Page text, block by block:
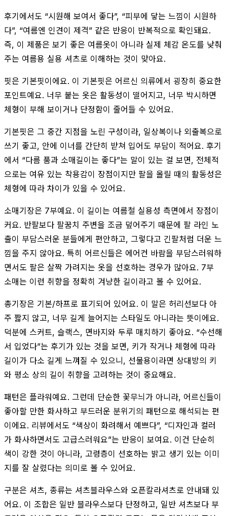
후기에서도 “시원해 보여서 좋다”, “피부에 닿는 느낌이 시원하
다”, “여름엔 인견이 제격” 같은 반응이 반복적으로 확인돼요.
즉, 이 제품은 보기 좋은 여름옷이 아니라 실제 체감 온도를 낮춰
주는 여름용 실용 셔츠로 이해하는 것이 맞아요.
핏은 기본핏이에요. 이 기본핏은 어르신 의류에서 굉장히 중요한
포인트예요. 너무 붙는 옷은 활동성이 떨어지고, 너무 박시하면
체형이 부해 보이거나 단정함이 줄어들 수 있어요.
기본핏은 그 중간 지점을 노린 구성이라, 일상복이나 외출복으로
쓰기 좋고, 안에 이너를 간단히 받쳐 입어도 부담이 적어요. 후기
에서 “다름 품과 소매길이는 좋다”는 말이 있는 걸 보면, 전체적
으로는 여유 있는 착용감이 장점이지만 팔을 올릴 때의 활동성은
체형에 따라 차이가 있을 수 있어요.
소매기장은 7부예요. 이 길이는 여름철 실용성 측면에서 장점이
커요. 반팔보다 팔꿈치 주변을 조금 덮어주기 때문에 팔 라인 노
출이 부담스러운 분들에게 편안하고, 그렇다고 긴팔처럼 더운 느
낌을 주지 않아요. 특히 어르신들은 에어컨 바람을 부담스러워하
면서도 팔은 살짝 가려지는 옷을 선호하는 경우가 많아요. 7부
소매는 이런 취향을 정확히 겨냥한 길이라고 볼 수 있어요.
총기장은 기본/하프로 표기되어 있어요. 이 말은 허리선보다 아
주 짧지 않고, 너무 길게 늘어지는 스타일도 아니라는 뜻이에요.
덕분에 스커트, 슬랙스, 면바지와 두루 매치하기 좋아요. “수선해
서 입었다”는 후기가 있는 것을 보면, 키가 작거나 체형에 따라
길이가 다소 길게 느껴질 수 있으니, 선물용이라면 상대방의 키
와 평소 상의 길이 취향을 고려하는 것이 중요해요.
패턴은 플라워예요. 그런데 단순한 꽃무늬가 아니라, 어르신들이
좋아할 만한 화사하고 부드러운 분위기의 패턴으로 해석되는 편
이에요. 리뷰에서도 “색상이 화려해서 예쁘다”, “디자인과 컬러
가 화사하면서도 고급스러워요”는 반응이 보여요. 이건 단순히
색이 강한 것이 아니라, 고령층이 선호하는 밝고 생기 있는 이미
지를 잘 살렸다는 의미로 볼 수 있어요.
구분은 셔츠, 종류는 셔츠블라우스와 오픈칼라셔츠로 안내돼 있
어요. 이 조합은 일반 블라우스보다 단정하고, 일반 셔츠보다 부